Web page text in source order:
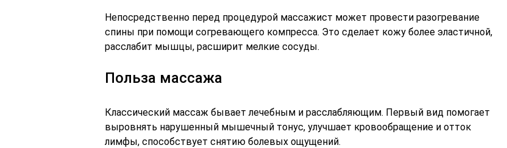
Непосредственно перед процедурой массажист может провести разогревание
спины при помощи согревающего компресса. Это сделает кожу более эластичной,
расслабит мышцы, расширит мелкие сосуды.
Польза массажа
Классический массаж бывает лечебным и расслабляющим. Первый вид помогает
выровнять нарушенный мышечный тонус, улучшает кровообращение и отток
лимфы, способствует снятию болевых ощущений.